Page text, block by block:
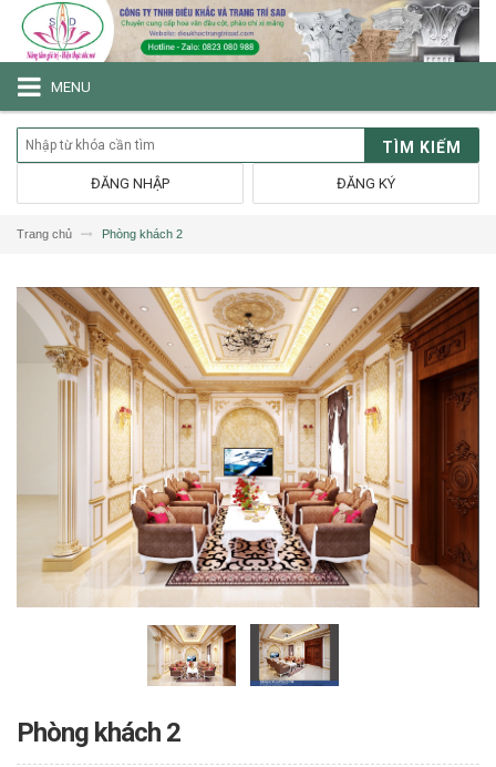
MENU
TÌM KIẾM
ĐĂNG KÝ
ĐĂNG NHẬP
Trang chủ Phòng khách 2
Phòng khách 2